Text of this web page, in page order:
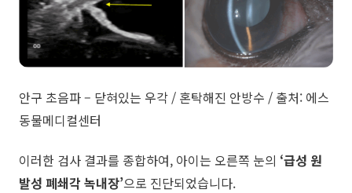
​안구 초음파 – 닫혀있는 우각 / 혼탁해진 안방수 / 출처: 에스
동물메디컬센터
이러한 검사 결과를 종합하여, 아이는 오른쪽 눈의 ‘급성 원
발성 폐쇄각 녹내장’으로 진단되었습니다.